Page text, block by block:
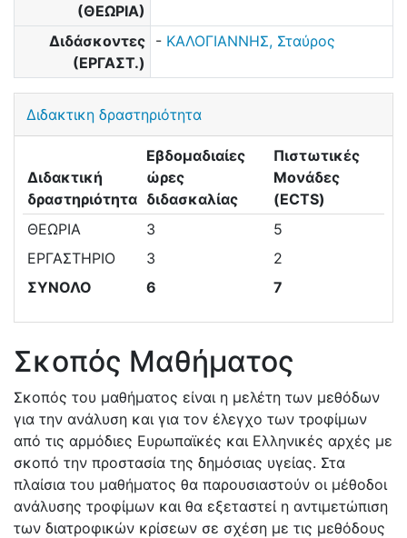
(ΘΕΩΡΙΑ)
Διδάσκοντες
(ΕΡΓΑΣΤ.)
- ΚΑΛΟΓΙΑΝΝΗΣ, Σταύρος
Διδακτικη δραστηριότητα
Διδακτική
δραστηριότητα
Εβδομαδιαίες
ώρες
διδασκαλίας
Πιστωτικές
Μονάδες
(ECTS)
ΘΕΩΡΙΑ
3
5
ΕΡΓΑΣΤΗΡΙΟ
3
2
ΣΥΝΟΛΟ
6 7
Σκοπός Μαθήματος
Σκοπός του μαθήματος είναι η μελέτη των μεθόδων
για την ανάλυση και για τον έλεγχο των τροφίμων
από τις αρμόδιες Ευρωπαϊκές και Ελληνικές αρχές με
σκοπό την προστασία της δημόσιας υγείας. Στα
πλαίσια του μαθήματος θα παρουσιαστούν οι μέθοδοι
ανάλυσης τροφίμων και θα εξεταστεί η αντιμετώπιση
των διατροφικών κρίσεων σε σχέση με τις μεθόδους